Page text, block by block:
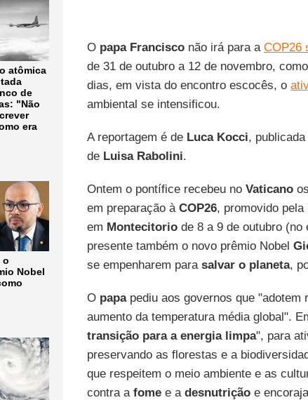
atômica
de
"Não
era
o
Nobel
O papa Francisconão irá para a COP26
de 31 de outubro a 12 de novembro,
dias, em vista do encontro escocês, o
ambiental se intensificou.
A reportagem é de Luca Kocci, publicada
de Luisa Rabolini.
Ontem o pontífice recebeu no Vaticano
em preparação à COP26, promovido pela
em Montecitoriode 8 a 9 de outubro (no
presente também o novo prêmio Nobel
se empenharem para salvar o planeta,
O papapediu aos governos que "adotem
aumento da temperatura média global".
transição para a energia limpa", para
preservando as florestas e a
que respeitem o meio ambiente e as
contra a fomee a desnutriçãoe